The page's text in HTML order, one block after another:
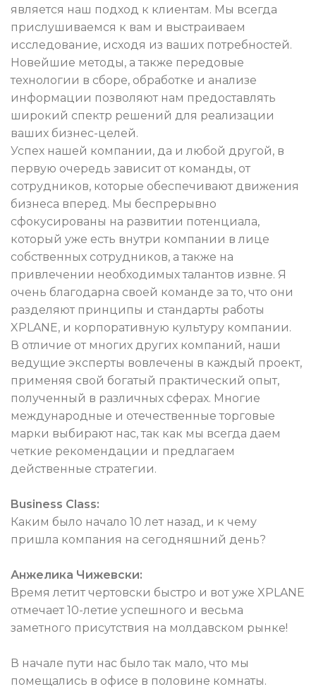
является наш подход к клиентам. Мы всегда
прислушиваемся к вам и выстраиваем
исследование, исходя из ваших потребностей.
Новейшие методы, а также передовые
технологии в сборе, обработке и анализе
информации позволяют нам предоставлять
широкий спектр решений для реализации
ваших бизнес-целей.
Успех нашей компании, да и любой другой, в
первую очередь зависит от команды, от
сотрудников, которые обеспечивают движения
бизнеса вперед. Мы беспрерывно
сфокусированы на развитии потенциала,
который уже есть внутри компании в лице
собственных сотрудников, а также на
привлечении необходимых талантов извне. Я
очень благодарна своей команде за то, что они
разделяют принципы и стандарты работы
XPLANE, и корпоративную культуру компании.
В отличие от многих других компаний, наши
ведущие эксперты вовлечены в каждый проект,
применяя свой богатый практический опыт,
полученный в различных сферах. Многие
международные и отечественные торговые
марки выбирают нас, так как мы всегда даем
четкие рекомендации и предлагаем
действенные стратегии.
Business Class:
Каким было начало 10 лет назад, и к чему
пришла компания на сегодняшний день?
Анжелика Чижевски:
Время летит чертовски быстро и вот уже XPLANE
отмечает 10-летие успешного и весьма
заметного присутствия на молдавском рынке!
В начале пути нас было так мало, что мы
помещались в офисе в половине комнаты.